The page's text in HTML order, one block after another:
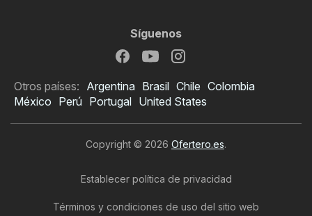
Síguenos
Otros países: Argentina Brasil Chile Colombia
México Perú Portugal United States
Copyright © 2026 Ofertero.es.
Establecer política de privacidad
Términos y condiciones de uso del sitio web